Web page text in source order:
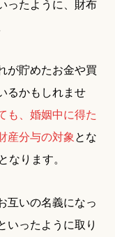
ったように、財布
が貯めたお金や買
るかもしれませ
も、婚姻中に得た
産分与の対象とな
ります。
互いの名義になっ
いったように取り